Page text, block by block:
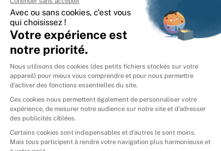
International
🇪🇸 Espagne
🇩🇪Allemagne
🇮🇹 Italie